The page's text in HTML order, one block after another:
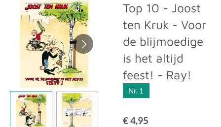
Top 10 - Joost
ten Kruk - Voor
de blijmoedige
is het altijd
feest! - Ray!
Nr. 1
€ 4,95